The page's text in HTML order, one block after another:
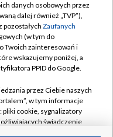
danych osobowych przez
dalej również „TVP”),
pozostałych Zaufanych
(w tym do
Twoich zainteresowań i
wskazujemy poniżej, a
PPID do Google.
przez Ciebie naszych
w tym informacje
pliki cookie, sygnalizatory
świadczenie